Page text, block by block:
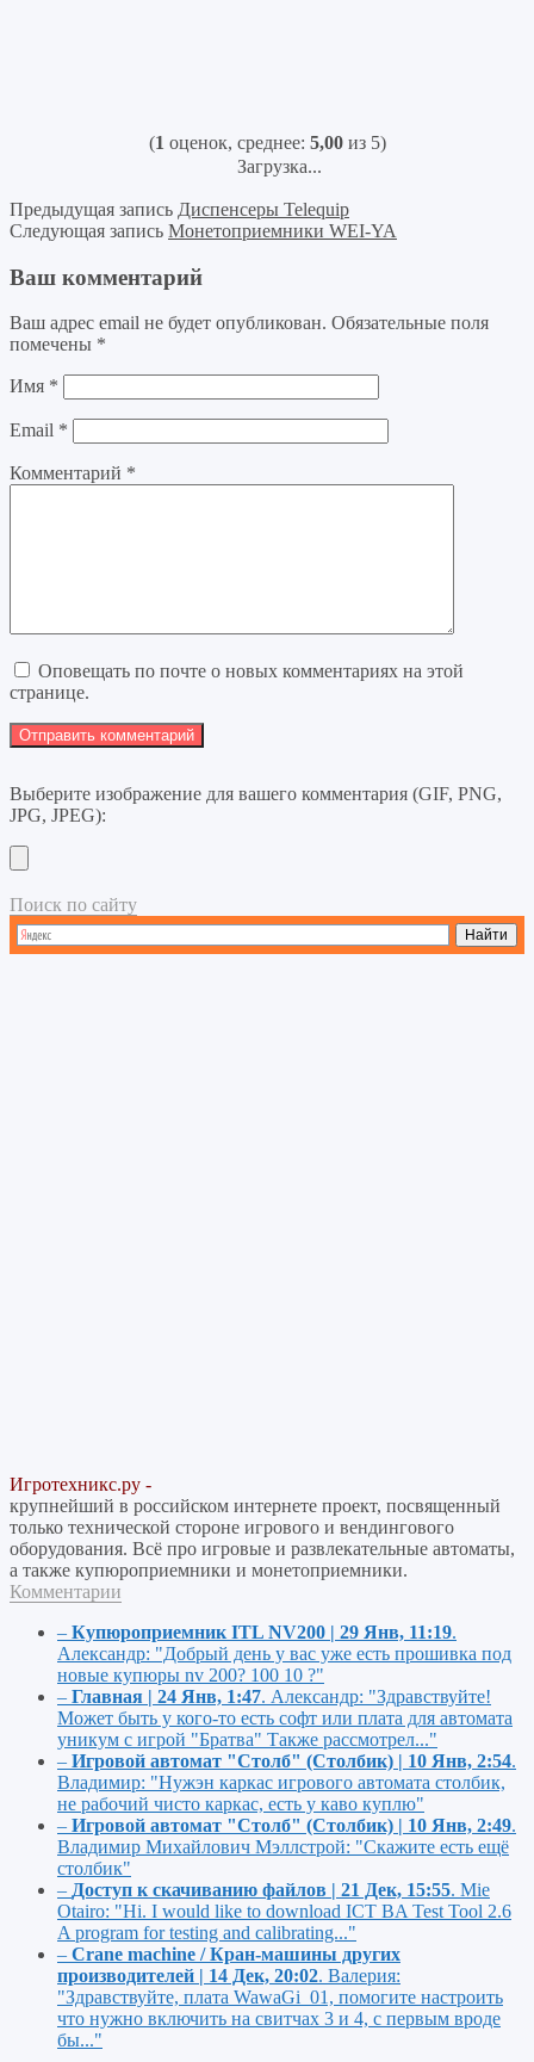
(1 оценок, среднее: 5,00из 5)
Загрузка...
Предыдущая запись Диспенсеры Telequip
Следующая запись Монетоприемники WEI-YA
Ваш комментарий
Ваш адрес email не будет опубликован. Обязательные поля
помечены *
Имя *
Email *
Комментарий *
Оповещать по почте о новых комментариях на этой
странице.
Выберите изображение для вашего комментария (GIF, PNG,
JPG, JPEG):
Поиск по сайту
Игротехникс.ру -
крупнейший в российском интернете проект, посвященный
только технической стороне игрового и вендингового
оборудования. Всё про игровые и развлекательные автоматы,
а также купюроприемники и монетоприемники.
Комментарии
– Купюроприемник ITL NV200 | 29 Янв, 11:19.
Александр: "Добрый день у вас уже есть прошивка под
новые купюры nv 200? 100 10 ?"
– Главная | 24 Янв, 1:47. Александр: "Здравствуйте!
Может быть у кого-то есть софт или плата для автомата
уникум с игрой "Братва" Также рассмотрел..."
– Игровой автомат "Столб" (Столбик) | 10 Янв, 2:54.
Владимир: "Нужэн каркас игрового автомата столбик,
не рабочий чисто каркас, есть у каво куплю"
– Игровой автомат "Столб" (Столбик) | 10 Янв, 2:49.
Владимир Михайлович Мэллстрой: "Скажите есть ещё
столбик"
– Доступ к скачиванию файлов | 21 Дек, 15:55. Mie
Otairo: "Hi. I would like to download ICT BA Test Tool 2.6
A program for testing and calibrating..."
– Crane machine / Кран-машины других
производителей | 14 Дек, 20:02. Валерия:
"Здравствуйте, плата WawaGi_01, помогите настроить
что нужно включить на свитчах 3 и 4, с первым вроде
бы..."